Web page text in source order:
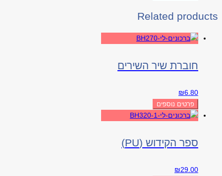
Related products
חוברת שיר השירים
₪6.80
פרטים נוספים
ספר הקידוש (PU)
₪29.00